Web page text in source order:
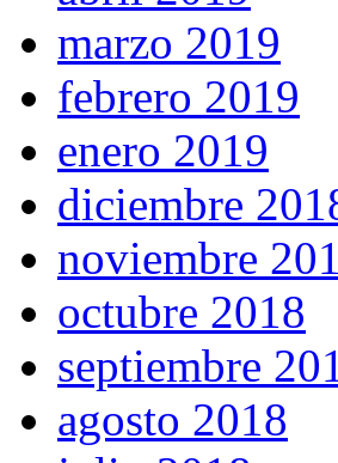
marzo 2019
febrero 2019
enero 2019
diciembre
noviembre
octubre 2018
septiembre
agosto 2018